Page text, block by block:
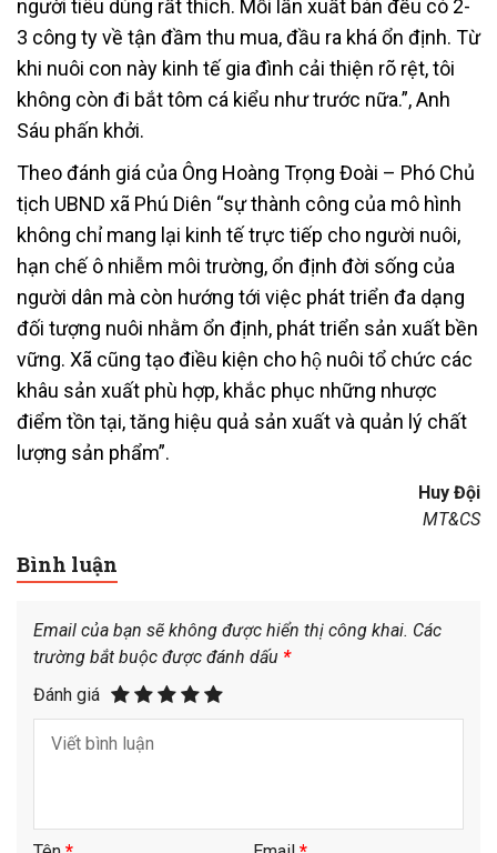
người tiêu dùng rất thích. Mỗi lần xuất bán đều có 2-
3 công ty về tận đầm thu mua, đầu ra khá ổn định. Từ
khi nuôi con này kinh tế gia đình cải thiện rõ rệt, tôi
không còn đi bắt tôm cá kiểu như trước nữa.”, Anh
Sáu phấn khởi.
Theo đánh giá của Ông Hoàng Trọng Đoài – Phó Chủ
tịch UBND xã Phú Diên “sự thành công của mô hình
không chỉ mang lại kinh tế trực tiếp cho người nuôi,
hạn chế ô nhiễm môi trường, ổn định đời sống của
người dân mà còn hướng tới việc phát triển đa dạng
đối tượng nuôi nhằm ổn định, phát triển sản xuất bền
vững. Xã cũng tạo điều kiện cho hộ nuôi tổ chức các
khâu sản xuất phù hợp, khắc phục những nhược
điểm tồn tại, tăng hiệu quả sản xuất và quản lý chất
lượng sản phẩm”.
Huy Đội
MT&CS
Bình luận
Email của bạn sẽ không được hiển thị công khai. Các
trường bắt buộc được đánh dấu *
Đánh giá